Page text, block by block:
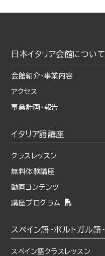
日本イタリア会館について
会館紹介・事業内容
アクセス
事業計画・報告
イタリア語講座
クラスレッスン
無料体験講座
動画コンテンツ
講座プログラム
スペイン語・ポルトガル語・
スペイン語クラスレッスン